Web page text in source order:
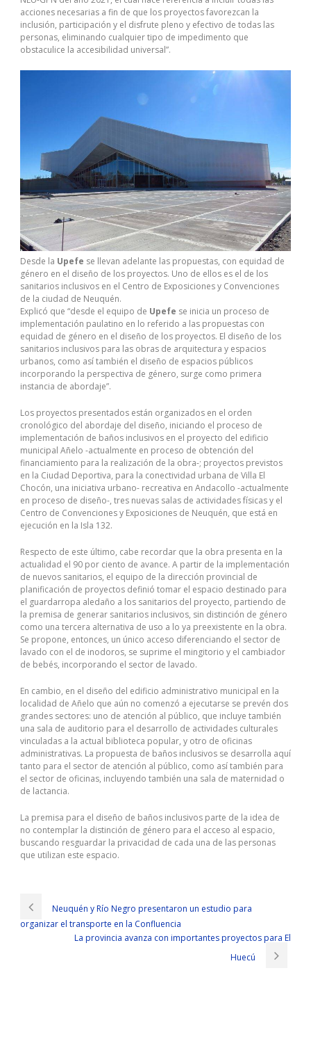
acciones necesarias a fin de que los proyectos favorezcan la
inclusión, participación y el disfrute pleno y efectivo de todas las
personas, eliminando cualquier tipo de impedimento que
obstaculice la accesibilidad universal”.
Desde la Upefe se llevan adelante las propuestas, con equidad de
género en el diseño de los proyectos. Uno de ellos es el de los
sanitarios inclusivos en el Centro de Exposiciones y Convenciones
de la ciudad de Neuquén.
Explicó que “desde el equipo de Upefe se inicia un proceso de
implementación paulatino en lo referido a las propuestas con
equidad de género en el diseño de los proyectos. El diseño de los
sanitarios inclusivos para las obras de arquitectura y espacios
urbanos, como así también el diseño de espacios públicos
incorporando la perspectiva de género, surge como primera
instancia de abordaje”.
Los proyectos presentados están organizados en el orden
cronológico del abordaje del diseño, iniciando el proceso de
implementación de baños inclusivos en el proyecto del edificio
municipal Añelo -actualmente en proceso de obtención del
financiamiento para la realización de la obra-; proyectos previstos
en la Ciudad Deportiva, para la conectividad urbana de Villa El
Chocón, una iniciativa urbano- recreativa en Andacollo -actualmente
en proceso de diseño-, tres nuevas salas de actividades físicas y el
Centro de Convenciones y Exposiciones de Neuquén, que está en
ejecución en la Isla 132.
Respecto de este último, cabe recordar que la obra presenta en la
actualidad el 90 por ciento de avance. A partir de la implementación
de nuevos sanitarios, el equipo de la dirección provincial de
planificación de proyectos definió tomar el espacio destinado para
el guardarropa aledaño a los sanitarios del proyecto, partiendo de
la premisa de generar sanitarios inclusivos, sin distinción de género
como una tercera alternativa de uso a lo ya preexistente en la obra.
Se propone, entonces, un único acceso diferenciando el sector de
lavado con el de inodoros, se suprime el mingitorio y el cambiador
de bebés, incorporando el sector de lavado.
En cambio, en el diseño del edificio administrativo municipal en la
localidad de Añelo que aún no comenzó a ejecutarse se prevén dos
grandes sectores: uno de atención al público, que incluye también
una sala de auditorio para el desarrollo de actividades culturales
vinculadas a la actual biblioteca popular, y otro de oficinas
administrativas. La propuesta de baños inclusivos se desarrolla aquí
tanto para el sector de atención al público, como así también para
el sector de oficinas, incluyendo también una sala de maternidad o
de lactancia.
La premisa para el diseño de baños inclusivos parte de la idea de
no contemplar la distinción de género para el acceso al espacio,
buscando resguardar la privacidad de cada una de las personas
que utilizan este espacio.
Neuquén y Río Negro presentaron un estudio para
organizar el transporte en la Confluencia
La provincia avanza con importantes proyectos para El
Huecú